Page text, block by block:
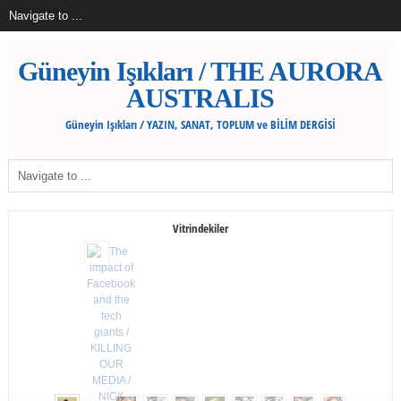
Güneyin Işıkları / THE AURORA
AUSTRALIS
Güneyin Işıkları / YAZIN, SANAT, TOPLUM ve BİLİM DERGİSİ
Vitrindekiler